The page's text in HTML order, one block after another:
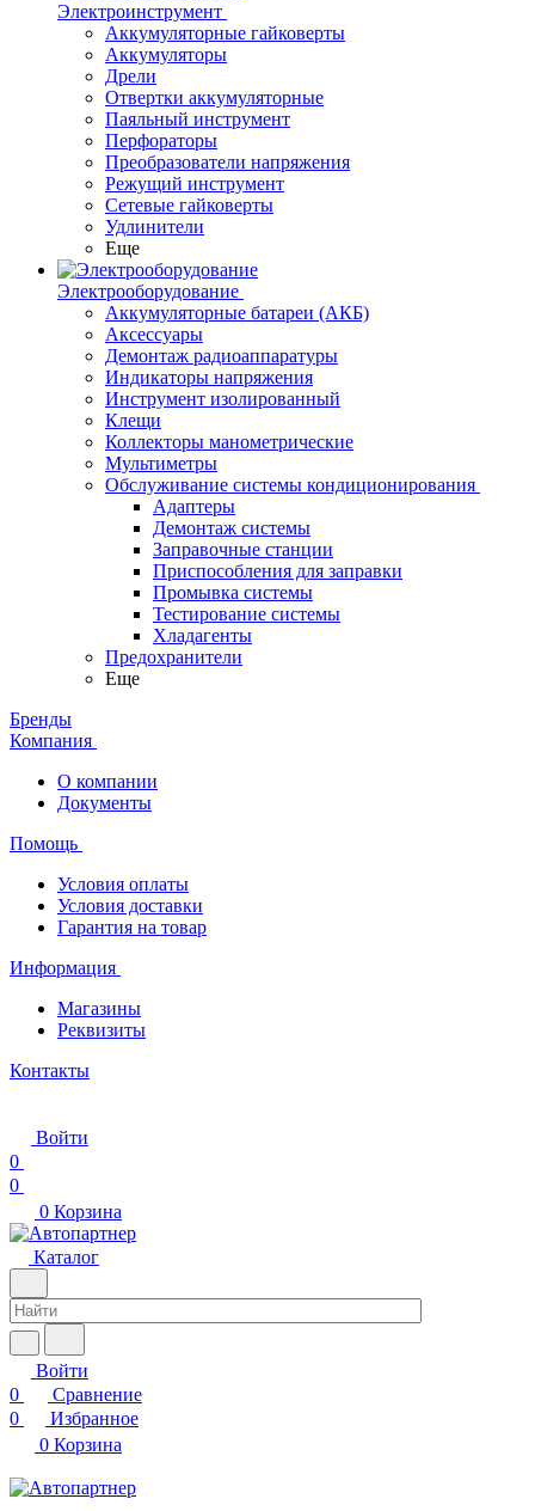
Электроинструмент
Аккумуляторные гайковерты
Аккумуляторы
Дрели
Отвертки аккумуляторные
Паяльный инструмент
Перфораторы
Преобразователи напряжения
Режущий инструмент
Сетевые гайковерты
Удлинители
Еще
Электрооборудование
Аккумуляторные батареи (АКБ)
Аксессуары
Демонтаж радиоаппаратуры
Индикаторы напряжения
Инструмент изолированный
Клещи
Коллекторы манометрические
Мультиметры
Обслуживание системы кондиционирования
Адаптеры
Демонтаж системы
Заправочные станции
Приспособления для заправки
Промывка системы
Тестирование системы
Хладагенты
Предохранители
Еще
Бренды
Компания
О компании
Документы
Помощь
Условия оплаты
Условия доставки
Гарантия на товар
Информация
Магазины
Реквизиты
Контакты
Войти
0
0
0 Корзина
Каталог
Войти
0
Сравнение
0
Избранное
0 Корзина